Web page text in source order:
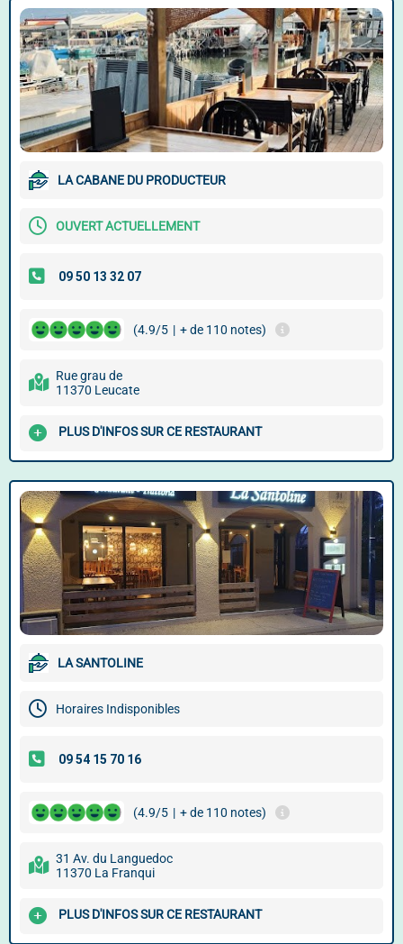
LA CABANE DU PRODUCTEUR
OUVERT ACTUELLEMENT
(4.9/5 | + de 110 notes)
Rue grau de
11370 Leucate
PLUS D'INFOS SUR CE RESTAURANT
LA SANTOLINE
Horaires Indisponibles
(4.9/5 | + de 110 notes)
31 Av. du Languedoc
11370 La Franqui
PLUS D'INFOS SUR CE RESTAURANT